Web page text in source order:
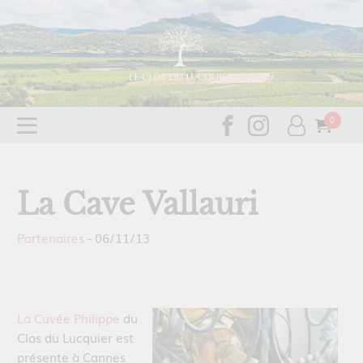
La Cave Vallauri
Partenaires - 06/11/13
La Cuvée Philippe du
Clos du Lucquier est
présente à Cannes